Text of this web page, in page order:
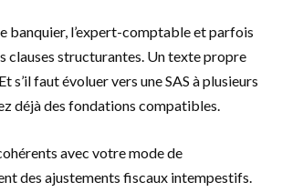
banquier, l’expert-comptable et parfois
clauses structurantes. Un texte propre
s’il faut évoluer vers une SAS à plusieurs
déjà des fondations compatibles.
avec votre mode de
des ajustements fiscaux intempestifs.